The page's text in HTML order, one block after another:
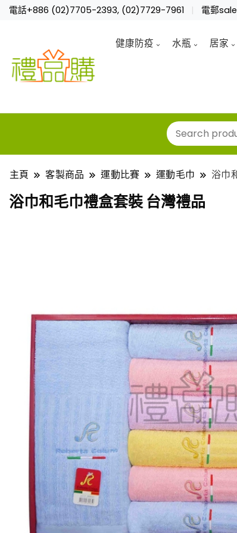
電話+886 (02)7705-2393, (02)7729-7961 電郵
健康防疫 水瓶 居家
主頁 客製商品 運動比賽 運動毛巾 浴巾
浴巾和毛巾禮盒套裝 台灣禮品